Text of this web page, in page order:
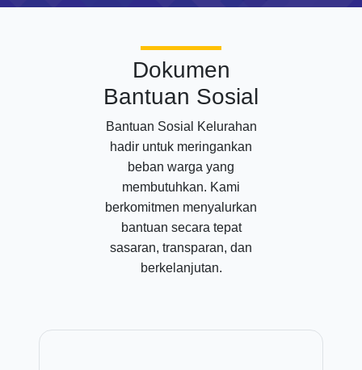
Dokumen
Bantuan Sosial
Bantuan Sosial Kelurahan
hadir untuk meringankan
beban warga yang
membutuhkan. Kami
berkomitmen menyalurkan
bantuan secara tepat
sasaran, transparan, dan
berkelanjutan.